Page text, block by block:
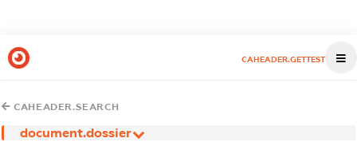
CAHEADER.GETTEST
CAHEADER.SEARCH
document.dossier